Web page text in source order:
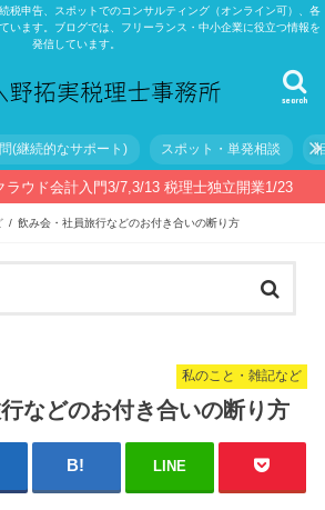
税申告、スポットでのコンサルティング（オンライン可）、各
います。ブログでは、フリーランス・中小企業に役立つ情報を
発信しています。
search
(継続的なサポート) スポット・単発相談
ラウド会計入門3/7,3/13 税理士独立開業1/23
飲み会・社員旅行などのお付き合いの断り方
私のこと・雑記など
などのお付き合いの断り方
LINE